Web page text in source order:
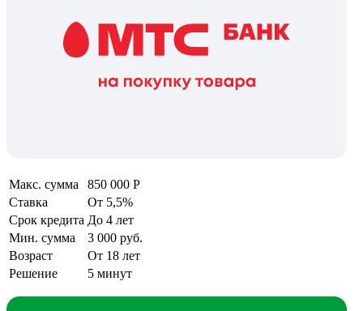
Макс. сумма
850 000 Р
Ставка
От 5,5%
Срок кредита До 4 лет
Мин. сумма
3 000 руб.
Возраст
От 18 лет
Решение
5 минут